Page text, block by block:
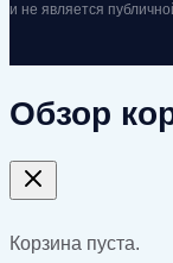
и не является
Обзор
Корзина пуста.